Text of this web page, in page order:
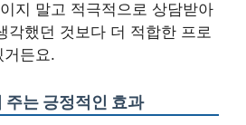
지 말고 적극적으로 상담받아
각했던 것보다 더 적합한 프로
거든요.
주는 긍정적인 효과